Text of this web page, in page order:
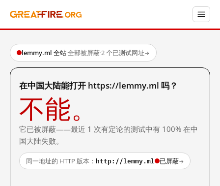
lemmy.ml 全站·全部被屏蔽·2 个已测试网址→
在中国大陆能打开 https://lemmy.ml 吗？
不能。
它已被屏蔽——最近 1 次有定论的测试中有 100% 在中
国大陆失败。
同一地址的 HTTP 版本： http://lemmy.ml 已屏蔽→